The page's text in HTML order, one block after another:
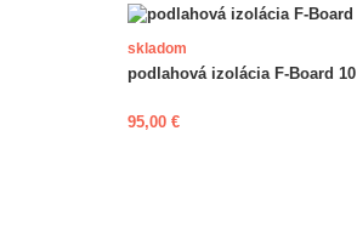
skladom
podlahová izolácia F-Board 10
95,00 €